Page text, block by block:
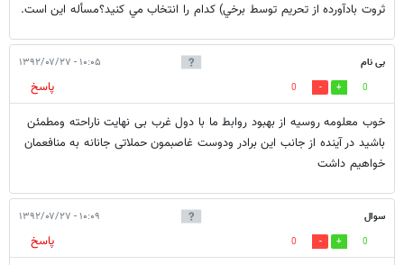
ثروت بادآورده از تحريم توسط برخي) کدام را انتخاب مي کنيد؟مسأله اين است.
بی نام ۱۰:۰۵ - ۱۳۹۲/۰۷/۲۷
0
0
پاسخ
خوب معلومه روسیه از بهبود روابط ما با دول غرب بی نهایت ناراحته ومطمئن
باشید در آینده از جانب این برادر ودوست غاصبمون حملاتی جانانه به منافعمان
خواهیم داشت
سوال ۱۰:۰۹ - ۱۳۹۲/۰۷/۲۷
0
0
پاسخ